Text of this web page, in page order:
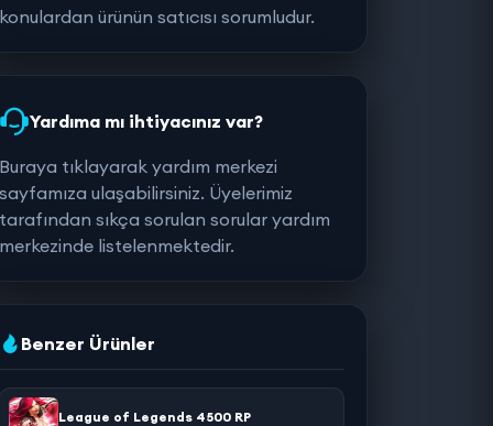
konulardan ürünün satıcısı sorumludur.
Yardıma mı ihtiyacınız var?
Buraya tıklayarak yardım merkezi
sayfamıza ulaşabilirsiniz. Üyelerimiz
tarafından sıkça sorulan sorular yardım
merkezinde listelenmektedir.
Benzer Ürünler
League of Legends 4500 RP